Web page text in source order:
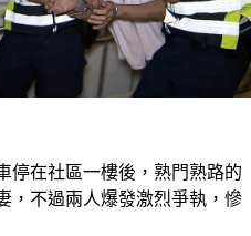
停在社區一樓後，熟門熟路的
不過兩人爆發激烈爭執，慘